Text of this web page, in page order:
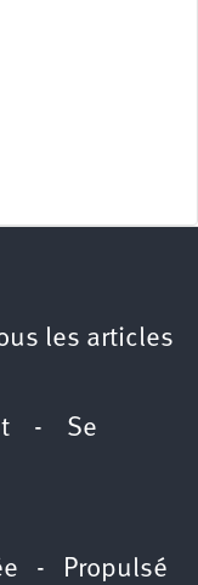
les articles
- Se
- Propulsé